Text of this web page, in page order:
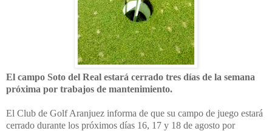
El campo Soto del Real estará cerrado tres días de la semana
próxima por trabajos de mantenimiento.
El Club de Golf Aranjuez informa de que su campo de juego estará
cerrado durante los próximos días 16, 17 y 18 de agosto por